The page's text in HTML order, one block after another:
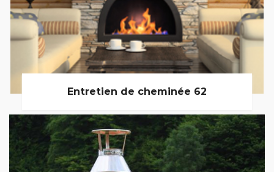
Entretien de cheminée 62